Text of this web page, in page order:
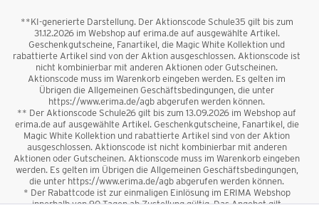
**KI-generierte Darstellung. Der Aktionscode Schule35 gilt bis zum
31.12.2026 im Webshop auf erima.de auf ausgewählte Artikel.
Geschenkgutscheine, Fanartikel, die Magic White Kollektion und
rabattierte Artikel sind von der Aktion ausgeschlossen. Aktionscode ist
nicht kombinierbar mit anderen Aktionen oder Gutscheinen.
Aktionscode muss im Warenkorb eingeben werden. Es gelten im
Übrigen die Allgemeinen Geschäftsbedingungen, die unter
https://www.erima.de/agb abgerufen werden können.
** Der Aktionscode Schule26 gilt bis zum 13.09.2026 im Webshop auf
erima.de auf ausgewählte Artikel. Geschenkgutscheine, Fanartikel, die
Magic White Kollektion und rabattierte Artikel sind von der Aktion
ausgeschlossen. Aktionscode ist nicht kombinierbar mit anderen
Aktionen oder Gutscheinen. Aktionscode muss im Warenkorb eingeben
werden. Es gelten im Übrigen die Allgemeinen Geschäftsbedingungen,
die unter https://www.erima.de/agb abgerufen werden können.
* Der Rabattcode ist zur einmaligen Einlösung im ERIMA Webshop
innerhalb von 90 Tagen ab Zustellung gültig. Das Angebot gilt